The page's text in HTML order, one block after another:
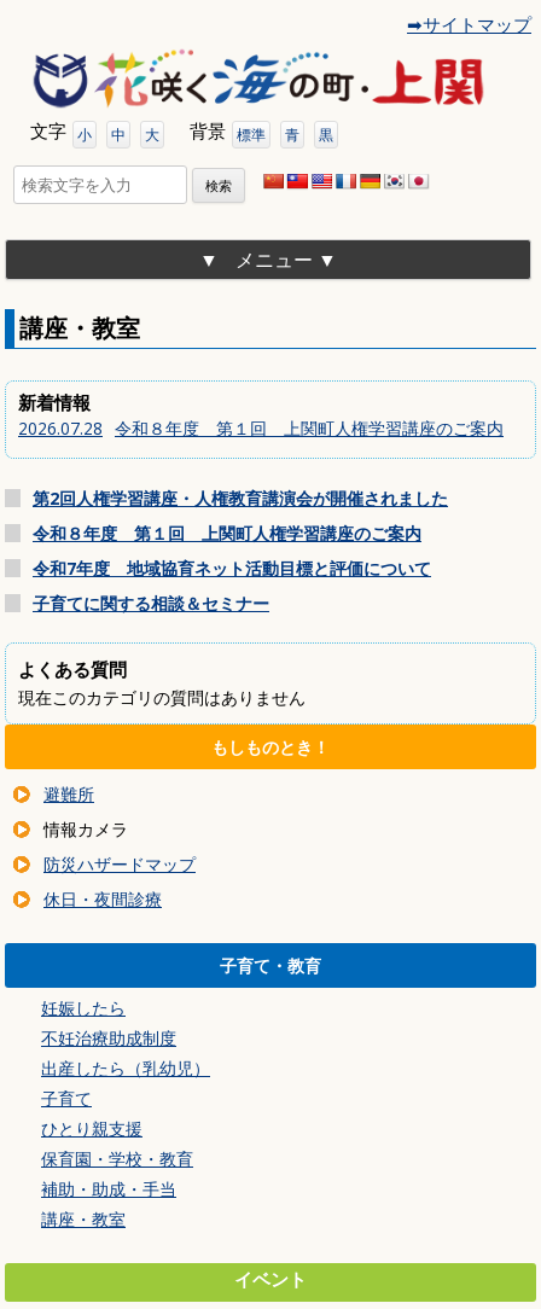
動
➡サイトマップ
文字 小 中 大 背景 標準 青 黒
検
索:
メニュー
講座・教室
新着情報
2026.07.28 令和８年度 第１回 上関町人権学習講座のご案内
第2回人権学習講座・人権教育講演会が開催されました
令和８年度 第１回 上関町人権学習講座のご案内
令和7年度 地域協育ネット活動目標と評価について
子育てに関する相談＆セミナー
よくある質問
現在このカテゴリの質問はありません
もしものとき！
避難所
情報カメラ
防災ハザードマップ
休日・夜間診療
子育て・教育
妊娠したら
不妊治療助成制度
出産したら（乳幼児）
子育て
ひとり親支援
保育園・学校・教育
補助・助成・手当
講座・教室
イベント